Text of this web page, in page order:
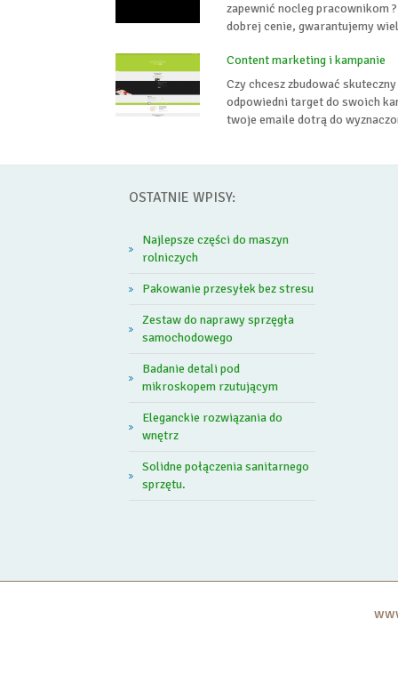
zapewnić nocleg pracownikom
dobrej cenie, gwarantujemy
Content marketing i kampanie
Czy chcesz zbudować
odpowiedni target do swoich
twoje emaile dotrą do
OSTATNIE WPISY:
Najlepsze części do maszyn
rolniczych
Pakowanie przesyłek bez stresu
Zestaw do naprawy sprzęgła
samochodowego
Badanie detali pod
mikroskopem rzutującym
Eleganckie rozwiązania do
wnętrz
Solidne połączenia sanitarnego
sprzętu.